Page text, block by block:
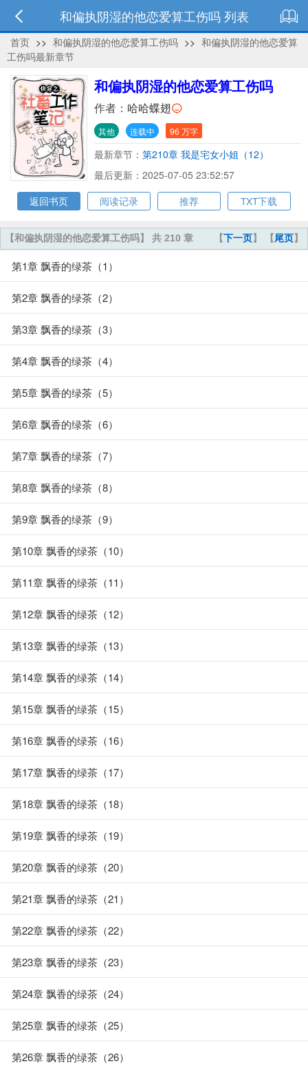
和偏执阴湿的他恋爱算工伤吗 列表
首页 >> 和偏执阴湿的他恋爱算工伤吗 >> 和偏执阴湿的他恋爱算
工伤吗最新章节
和偏执阴湿的他恋爱算工伤吗
作者： 哈哈蝶翅
其他 连载中 96 万字
最新章节： 第210章 我是宅女小姐（12）
最后更新：2025-07-05 23:52:57
返回书页
阅读记录 推荐 TXT下载
【下一页】 【尾页】
【和偏执阴湿的他恋爱算工伤吗】 共 210 章
第1章 飘香的绿茶（1）
第2章 飘香的绿茶（2）
第3章 飘香的绿茶（3）
第4章 飘香的绿茶（4）
第5章 飘香的绿茶（5）
第6章 飘香的绿茶（6）
第7章 飘香的绿茶（7）
第8章 飘香的绿茶（8）
第9章 飘香的绿茶（9）
第10章 飘香的绿茶（10）
第11章 飘香的绿茶（11）
第12章 飘香的绿茶（12）
第13章 飘香的绿茶（13）
第14章 飘香的绿茶（14）
第15章 飘香的绿茶（15）
第16章 飘香的绿茶（16）
第17章 飘香的绿茶（17）
第18章 飘香的绿茶（18）
第19章 飘香的绿茶（19）
第20章 飘香的绿茶（20）
第21章 飘香的绿茶（21）
第22章 飘香的绿茶（22）
第23章 飘香的绿茶（23）
第24章 飘香的绿茶（24）
第25章 飘香的绿茶（25）
第26章 飘香的绿茶（26）